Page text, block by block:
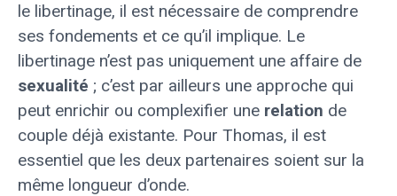
le libertinage, il est nécessaire de comprendre
ses fondements et ce qu’il implique. Le
libertinage n’est pas uniquement une affaire de
sexualité ; c’est par ailleurs une approche qui
peut enrichir ou complexifier une relation de
couple déjà existante. Pour Thomas, il est
essentiel que les deux partenaires soient sur la
même longueur d’onde.